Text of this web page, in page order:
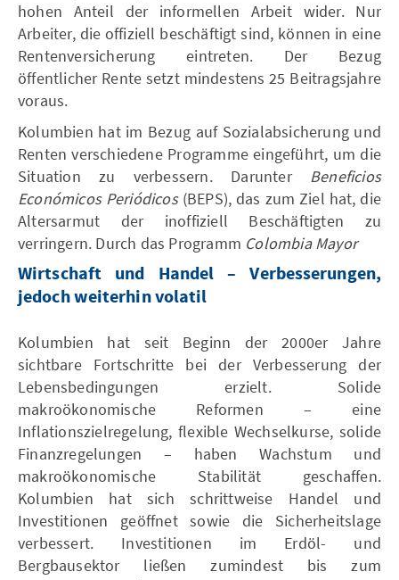
hohen Anteil der informellen Arbeit wider. Nur
Arbeiter, die offiziell beschäftigt sind, können in eine
Rentenversicherung eintreten. Der Bezug
öffentlicher Rente setzt mindestens 25 Beitragsjahre
voraus.
Kolumbien hat im Bezug auf Sozialabsicherung und
Renten verschiedene Programme eingeführt, um die
Situation zu verbessern. Darunter Beneficios
Económicos Periódicos(BEPS), das zum Ziel hat, die
Altersarmut der inoffiziell Beschäftigten zu
verringern. Durch das Programm Colombia Mayor
Wirtschaft und Handel – Verbesserungen,
jedoch weiterhin volatil
Kolumbien hat seit Beginn der 2000er Jahre
sichtbare Fortschritte bei der Verbesserung der
Lebensbedingungen erzielt. Solide
makroökonomische Reformen – eine
Inflationszielregelung, flexible Wechselkurse, solide
Finanzregelungen – haben Wachstum und
makroökonomische Stabilität geschaffen.
Kolumbien hat sich schrittweise Handel und
Investitionen geöffnet sowie die Sicherheitslage
verbessert. Investitionen im Erdöl- und
Bergbausektor ließen zumindest bis zum